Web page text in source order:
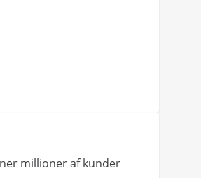
millioner af kunder